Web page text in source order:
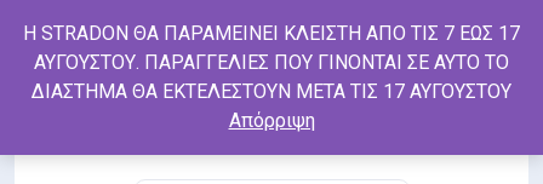
content
Η STRADON ΘΑ ΠΑΡΑΜΕΙΝΕΙ ΚΛΕΙΣΤΗ ΑΠΟ ΤΙΣ 7 ΕΩΣ 17
ΑΥΓΟΥΣΤΟΥ. ΠΑΡΑΓΓΕΛΙΕΣ ΠΟΥ ΓΙΝΟΝΤΑΙ ΣΕ ΑΥΤΟ ΤΟ
ΔΙΑΣΤΗΜΑ ΘΑ ΕΚΤΕΛΕΣΤΟΥΝ ΜΕΤΑ ΤΙΣ 17 ΑΥΓΟΥΣΤΟΥ
Απόρριψη